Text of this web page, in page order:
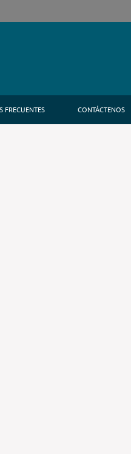
FRECUENTES CONTÁCTENOS